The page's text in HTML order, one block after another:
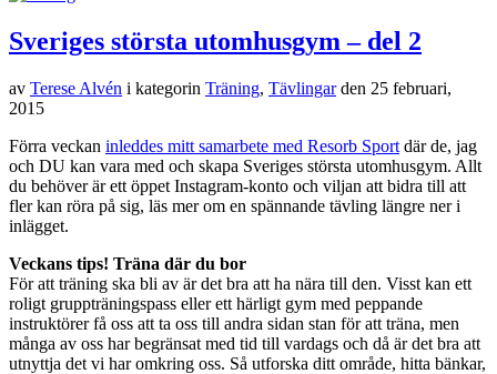
Sveriges största utomhusgym – del 2
av Terese Alvén i kategorin Träning, Tävlingarden 25 februari,
2015
Förra veckan inleddes mitt samarbete med Resorb Sport där de, jag
och DU kan vara med och skapa Sveriges största utomhusgym. Allt
du behöver är ett öppet Instagram-konto och viljan att bidra till att
fler kan röra på sig, läs mer om en spännande tävling längre ner i
inlägget.
Veckans tips! Träna där du bor
För att träning ska bli av är det bra att ha nära till den. Visst kan ett
roligt gruppträningspass eller ett härligt gym med peppande
instruktörer få oss att ta oss till andra sidan stan för att träna, men
många av oss har begränsat med tid till vardags och då är det bra att
utnyttja det vi har omkring oss. Så utforska ditt område, hitta bänkar,